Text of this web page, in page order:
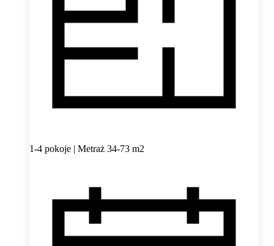
1-4 pokoje | Metraż 34-73 m2